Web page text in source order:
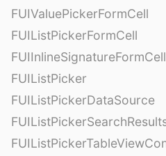
FUIValuePickerFormCell
FUIListPickerFormCell
FUIInlineSignatureFormCell
FUIListPicker
FUIListPickerDataSource